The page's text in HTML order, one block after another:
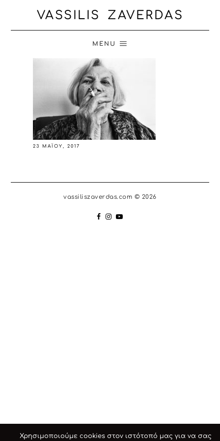
VASSILIS ZAVERDAS
MENU
23 ΜΑΪ́ΟΥ, 2017
vassiliszaverdas.com © 2026
Χρησιμοποιούμε cookies στον ιστότοπό μας για να σας